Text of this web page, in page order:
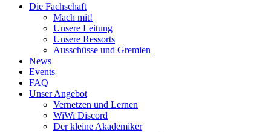
Die Fachschaft
Mach mit!
Unsere Leitung
Unsere Ressorts
Ausschüsse und Gremien
News
Events
FAQ
Unser Angebot
Vernetzen und Lernen
WiWi Discord
Der kleine Akademiker